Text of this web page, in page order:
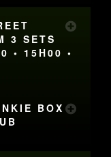
3 SETS
• 15H00 •
BOX